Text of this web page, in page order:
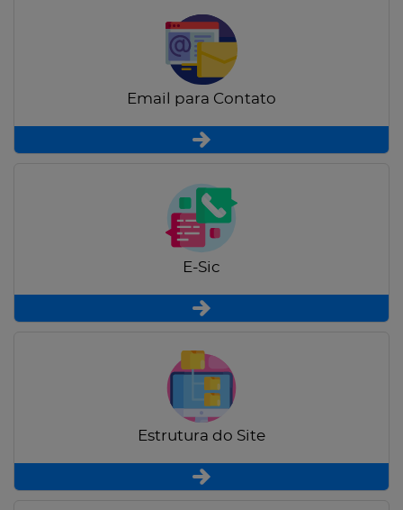
Email para Contato
E-Sic
Estrutura do Site